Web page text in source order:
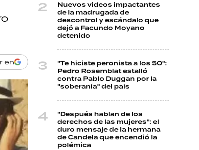
en
Nuevos videos impactantes
de la madrugada de
descontrol y escándalo que
dejó a Facundo Moyano
detenido
"Te hiciste peronista a los 50":
Pedro Rosemblat estalló
contra Pablo Duggan por la
"soberanía" del país
"Después hablan de los
derechos de las mujeres": el
duro mensaje de la hermana
de Candela que encendió la
polémica